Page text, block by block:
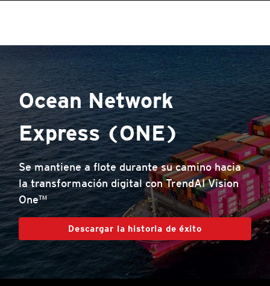
Ocean Network
Express (ONE)
Se mantiene a flote durante su camino hacia
la transformación digital con TrendAI Vision
One™
Descargar la historia de éxito